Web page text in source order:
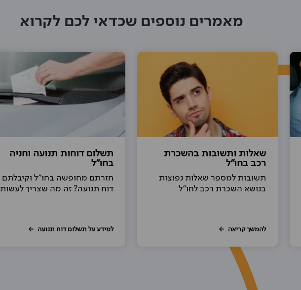
מאמרים נוספים שכדאי לכם לקרוא
שאלות ותשובות בהשכרת
רכב בחו"ל
תשובות למספר שאלות נפוצות
בנושא השכרת רכב לחו"ל
להמשך קריאה
תשלום דוחות תנועה וחניה
בחו"ל
חזרתם מחופשה בחו"ל וקיבלתם
דוח תנועה? זה מה שצריך לעשות
למידע על תשלום דוח תנועה